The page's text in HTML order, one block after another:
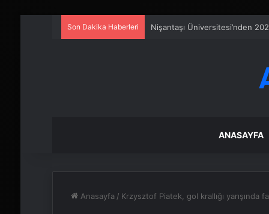
Son Dakika Haberleri Fiber İnternet Nedir ve Ev
ANASAYFA
Anasayfa / Krzysztof Piatek, gol krallığı yarışında